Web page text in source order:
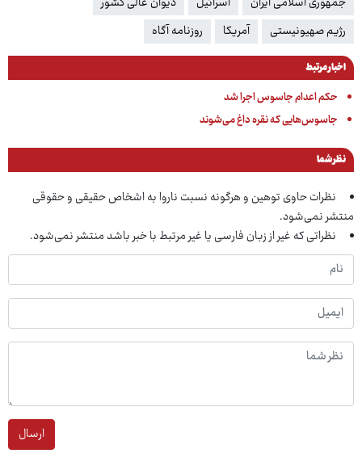
رژیم صهیونیستی
آمریکا روزنامه آگاه
اخبار مرتبط
حکم اعدام جاسوس اجرا شد
جاسوس‌هایی که نقره داغ می‌شوند
نظر شما
نظرات حاوی توهین و هرگونه نسبت ناروا به اشخاص حقیقی و حقوقی
منتشر نمی‌شود.
نظراتی که غیر از زبان فارسی یا غیر مرتبط با خبر باشد منتشر نمی‌شود.
ارسال